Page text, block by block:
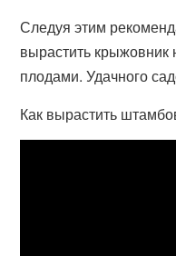
Следуя этим
вырастить крыжовник
плодами. Удачного
Как вырастить